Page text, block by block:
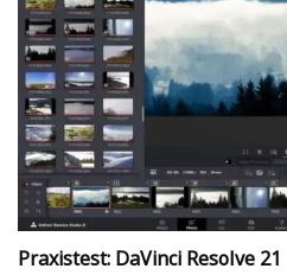
Praxistest: DaVinci Resolve 21